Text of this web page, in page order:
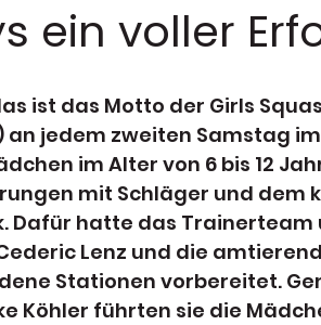
ein voller
ist das Motto der Girls
an jedem zweiten Samstag
im Alter von 6 bis 12
mit Schläger und dem
Dafür hatte das Trainerteam
Lenz und die
Stationen vorbereitet.
Köhler führten sie die